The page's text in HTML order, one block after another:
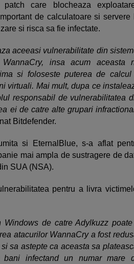
care blocheaza
de calculatoare si servere
si risca sa fie infectate.
aceeasi vulnerabilitate din
insa acum aceasta
si foloseste puterea de calcul
virtuali. Mai mult, dupa ce
responsabil de vulnerabilitatea
ei de catre alte grupari
Bitdefender.
si EternalBlue, s-a aflat
mai ampla de sustragere de
SUA (NSA).
pentru a livra
Windows de catre Adylkuzz
atacurilor WannaCry a fost
sa astepte ca aceasta sa
infectand un numar mare